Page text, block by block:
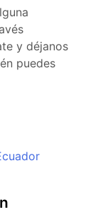
y déjanos
puedes